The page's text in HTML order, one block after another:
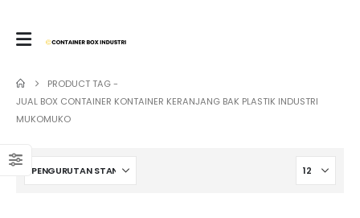
PRODUCT TAG -
JUAL BOX CONTAINER KONTAINER KERANJANG BAK PLASTIK INDUSTRI
MUKOMUKO